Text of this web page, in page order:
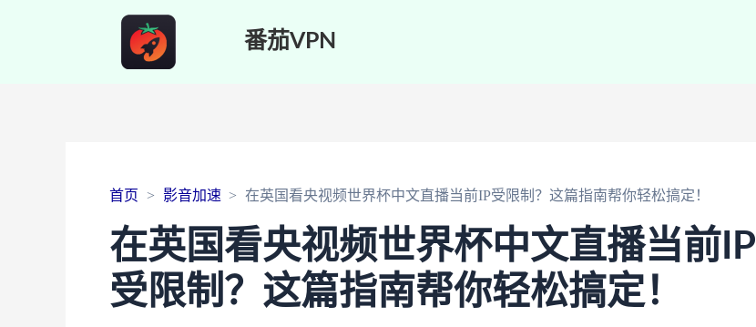
番茄VPN
首页 影音加速 在英国看央视频世界杯中文直播当前IP受限制？这篇指南帮你轻松搞定！
在英国看央视频世界杯中文直播当前IP
受限制？这篇指南帮你轻松搞定！